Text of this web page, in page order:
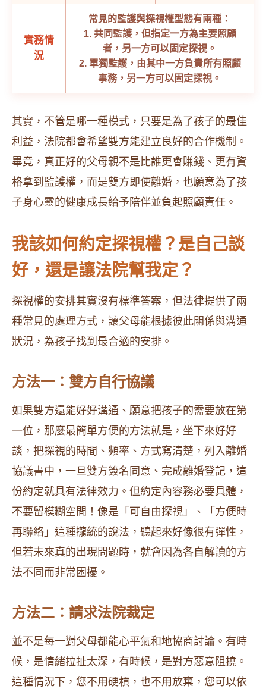
實務情
況
常見的監護與探視權型態有兩種：
1. 共同監護，但指定一方為主要照顧
者，另一方可以固定探視。
2. 單獨監護，由其中一方負責所有照顧
事務，另一方可以固定探視。
其實，不管是哪一種模式，只要是為了孩子的最佳
利益，法院都會希望雙方能建立良好的合作機制。
畢竟，真正好的父母親不是比誰更會賺錢、更有資
格拿到監護權，而是雙方即使離婚，也願意為了孩
子身心靈的健康成長給予陪伴並負起照顧責任。
我該如何約定探視權？是自己談
好，還是讓法院幫我定？
探視權的安排其實沒有標準答案，但法律提供了兩
種常見的處理方式，讓父母能根據彼此關係與溝通
狀況，為孩子找到最合適的安排。
方法一：雙方自行協議
如果雙方還能好好溝通、願意把孩子的需要放在第
一位，那麼最簡單方便的方法就是，坐下來好好
談，把探視的時間、頻率、方式寫清楚，列入離婚
協議書中，一旦雙方簽名同意、完成離婚登記，這
份約定就具有法律效力。但約定內容務必要具體，
不要留模糊空間！像是「可自由探視」、「方便時
再聯絡」這種攏統的說法，聽起來好像很有彈性，
但若未來真的出現問題時，就會因為各自解讀的方
法不同而非常困擾。
方法二：請求法院裁定
並不是每一對父母都能心平氣和地協商討論。有時
候，是情緒拉扯太深，有時候，是對方惡意阻撓。
這種情況下，您不用硬槓，也不用放棄，您可以依